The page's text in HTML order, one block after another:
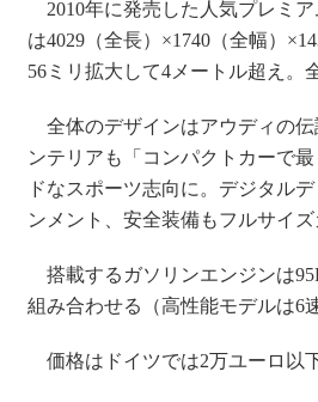
2010年に発売した人気プレミ
は4029（全長）×1740（全幅）
56ミリ拡大して4メートル超え。
全体のデザインはアウディの伝
ンテリアも「コンパクトカーで
ドなスポーツ志向に。デジタル
ンメント、安全装備もフルサイ
搭載するガソリンエンジンは
組み合わせる（高性能モデルは6
価格はドイツでは2万ユーロ以